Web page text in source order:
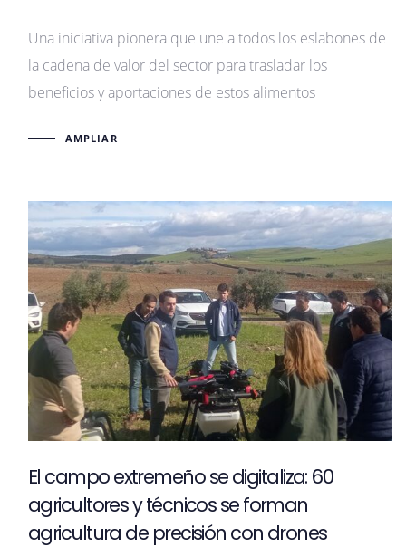
Una iniciativa pionera que une a todos los eslabones de
la cadena de valor del sector para trasladar los
beneficios y aportaciones de estos alimentos
AMPLIAR
El campo extremeño se digitaliza: 60
agricultores y técnicos se forman
agricultura de precisión con drones